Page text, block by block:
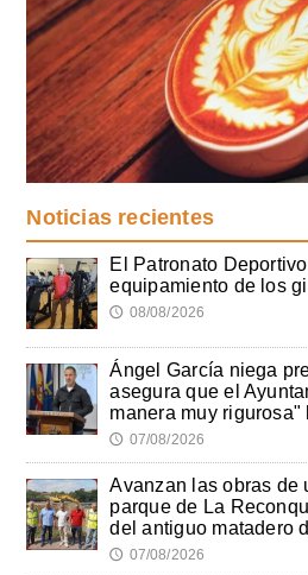
Noticias recientes
El Patronato
equipamiento de los
🕔 08/08/2026
Ángel García niega
asegura que el
manera muy
🕔 07/08/2026
Avanzan las obras de
parque de La
del antiguo matadero
🕔 07/08/2026